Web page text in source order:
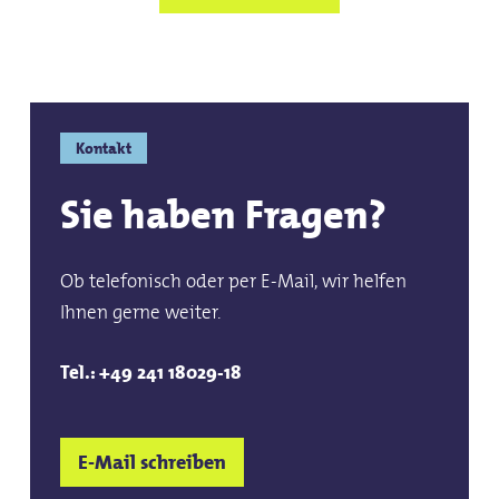
Kontakt
Sie haben Fragen?
Ob telefonisch oder per E-Mail, wir helfen
Ihnen gerne weiter.
Tel.: +49 241 18029-18
E-Mail schreiben